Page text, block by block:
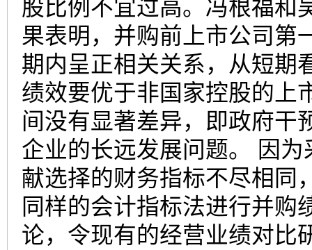
股比例不宜过高。冯根福和
果表明，并购前上市公司第
期内呈正相关关系，从短期
绩效要优于非国家控股的上
间没有显著差异，即政府干
企业的长远发展问题。 因
献选择的财务指标不尽相同
同样的会计指标法进行并购
论，令现有的经营业绩对比